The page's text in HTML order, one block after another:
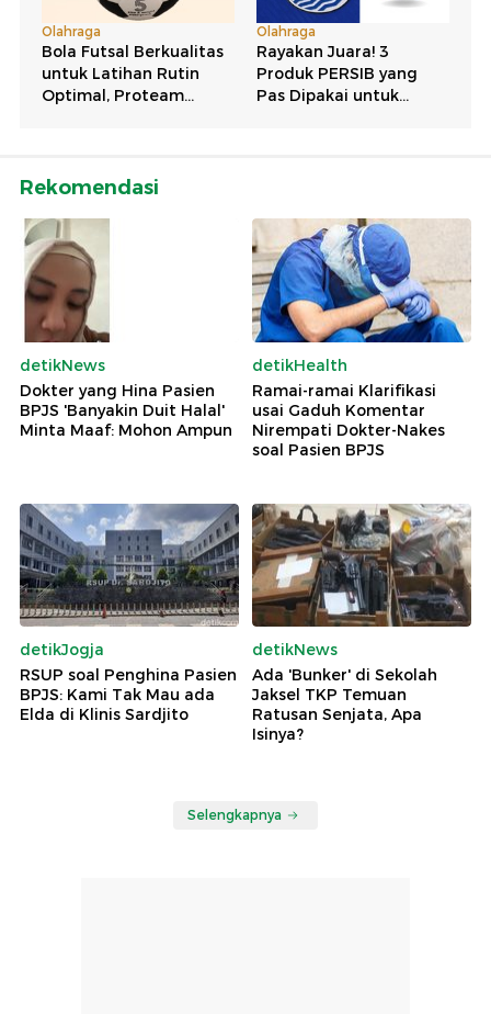
Rekomendasi
detikNews
Dokter yang Hina Pasien
BPJS 'Banyakin Duit Halal'
Minta Maaf: Mohon Ampun
detikHealth
Ramai-ramai Klarifikasi
usai Gaduh Komentar
Nirempati Dokter-Nakes
soal Pasien BPJS
detikJogja
RSUP soal Penghina Pasien
BPJS: Kami Tak Mau ada
Elda di Klinis Sardjito
detikNews
Ada 'Bunker' di Sekolah
Jaksel TKP Temuan
Ratusan Senjata, Apa
Isinya?
Selengkapnya